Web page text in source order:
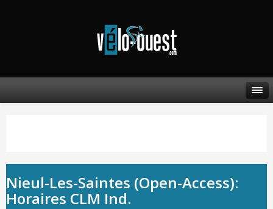
Nieul-Les-Saintes (Open-Access):
Horaires CLM Ind.